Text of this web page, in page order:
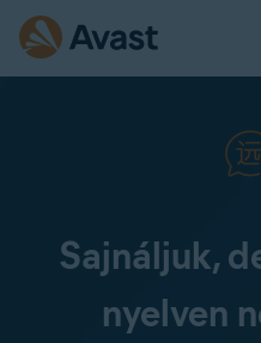
Sajnáljuk,
nyelven